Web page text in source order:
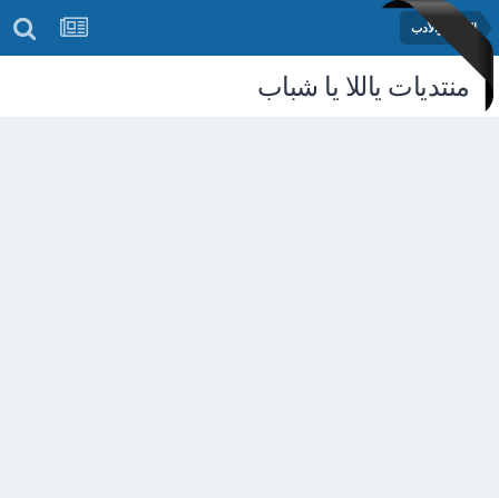
الشعر والأدب
منتديات ياللا يا شباب